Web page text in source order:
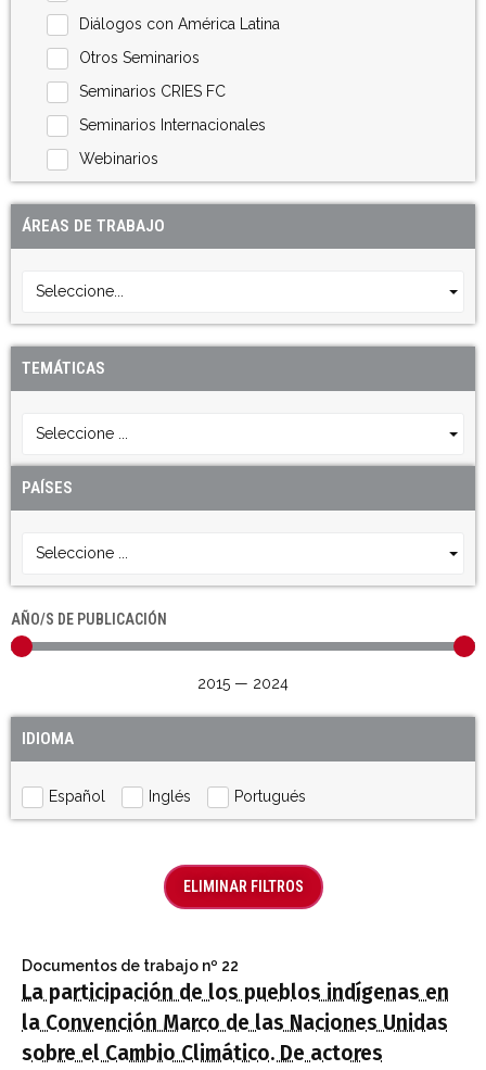
Diálogos con América Latina
Otros Seminarios
Seminarios CRIES FC
Seminarios Internacionales
Webinarios
ÁREAS DE TRABAJO
Seleccione...
TEMÁTICAS
Seleccione ...
PAÍSES
Seleccione ...
AÑO/S DE PUBLICACIÓN
2015 — 2024
IDIOMA
Español Inglés Portugués
ELIMINAR FILTROS
Documentos de trabajo nº 22
La participación de los pueblos indígenas en
la Convención Marco de las Naciones Unidas
sobre el Cambio Climático. De actores